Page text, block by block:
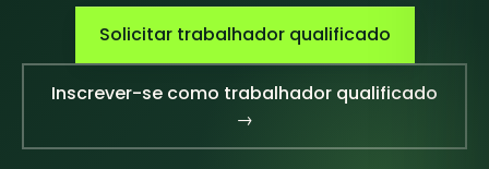
Solicitar trabalhador qualificado
Inscrever-se como trabalhador qualificado
→